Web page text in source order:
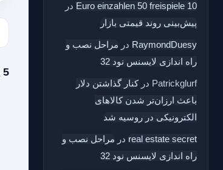
10 Euro einzahlen 50 freispiele
در
پیش‌بینی روند قیمتی بازار
RaymondDuesy در مراحل نصب و
راه اندازی لایسنس نود 32
Patrickglurf درکنار گذاشتن دلار
باعث ارزان‌تر شدن کالاهای
الکترونیکی در روسیه شد
real estate secret در مراحل نصب و
راه اندازی لایسنس نود 32
5 پاسخ به “مصادره دارایی‌های روسیه در اروپا و سقوط 8 درصدی بازار بورس مسکو”